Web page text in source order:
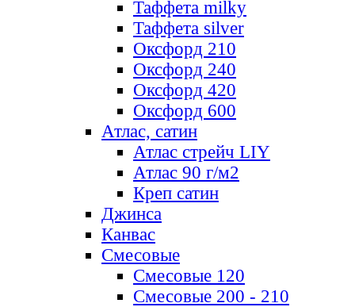
Таффета milky
Таффета silver
Оксфорд 210
Оксфорд 240
Оксфорд 420
Оксфорд 600
Атлас, сатин
Атлас стрейч LIY
Атлас 90 г/м2
Креп сатин
Джинса
Канвас
Смесовые
Смесовые 120
Смесовые 200 - 210